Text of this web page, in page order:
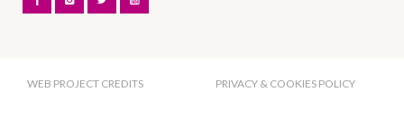
WEB PROJECT CREDITS PRIVACY & COOKIES POLICY